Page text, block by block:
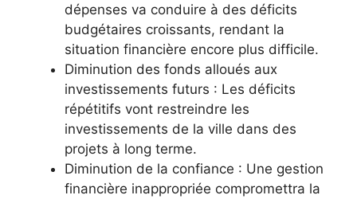
dépenses va conduire à des déficits
budgétaires croissants, rendant la
situation financière encore plus difficile.
Diminution des fonds alloués aux
investissements futurs : Les déficits
répétitifs vont restreindre les
investissements de la ville dans des
projets à long terme.
Diminution de la confiance : Une gestion
financière inappropriée compromettra la